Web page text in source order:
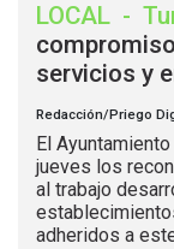
LOCAL -
servicios y
Redacción/Priego
El
jueves los
al trabajo
adheridos a